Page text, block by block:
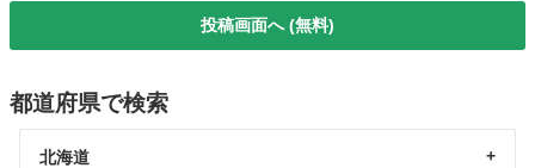
投稿画面へ (無料)
都道府県で検索
北海道